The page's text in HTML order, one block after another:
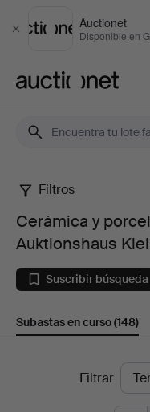
Cerrar
Auctionet
Disponible en
Cerámica
porcelana
en
Filtros
Cerámica y
Auktionshaus
Suscribir búsqueda
Subastas en curso(148)
SubastasFiltrar